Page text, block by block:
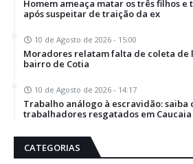
Homem ameaça matar os três filhos
após suspeitar de traição da ex
10 de Agosto de 2026 - 15:00
Moradores relatam falta de coleta de
bairro de Cotia
10 de Agosto de 2026 - 14:17
Trabalho análogo à escravidão: saiba
trabalhadores resgatados em
CATEGORIAS